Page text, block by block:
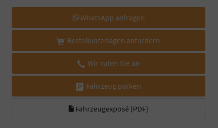
WhatsApp anfragen
Bestellunterlagen anfordern
Wir rufen Sie an
Fahrzeug parken
Fahrzeugexposé (PDF)